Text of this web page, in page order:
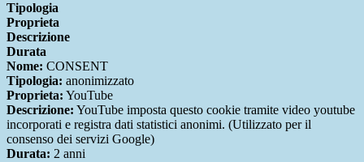
Tipologia
Proprieta
Descrizione
Durata
Nome: CONSENT
Tipologia: anonimizzato
Proprieta: YouTube
Descrizione: YouTube imposta questo cookie tramite video youtube
incorporati e registra dati statistici anonimi. (Utilizzato per il
consenso dei servizi Google)
Durata: 2 anni